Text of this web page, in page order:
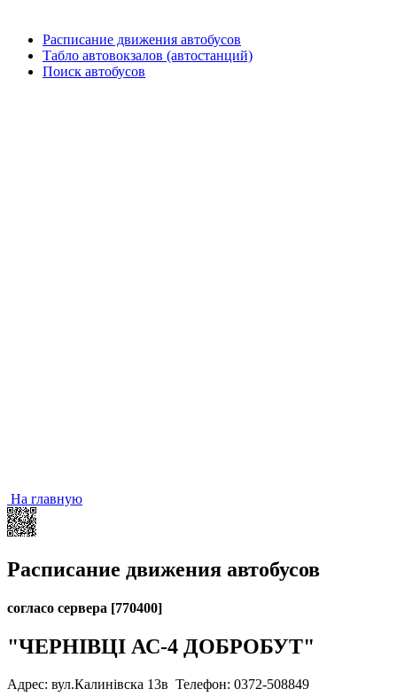
Расписание движения автобусов
Табло автовокзалов (автостанций)
Поиск автобусов
На главную
Расписание движения автобусов
согласо сервера [770400]
"ЧЕРНІВЦІ АС-4 ДОБРОБУТ"
Адрес: вул.Калинівска 13в Телефон: 0372-508849